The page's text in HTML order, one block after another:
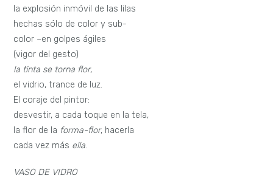
la explosión inmóvil de las lilas
hechas sólo de color y sub-
color –en golpes ágiles
(vigor del gesto)
la tinta se torna flor,
el vidrio, trance de luz.
El coraje del pintor:
desvestir, a cada toque en la tela,
la flor de la forma-flor, hacerla
cada vez más ella.
VASO DE VIDRO